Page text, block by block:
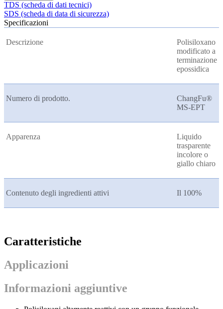
TDS (scheda di dati tecnici)
SDS (scheda di data di sicurezza)
Specificazioni
Descrizione
Polisiloxano
modificato a
terminazione
epossidica
Numero di prodotto.
ChangFu®
MS-EPT
Apparenza
Liquido
trasparente
incolore o
giallo chiaro
Contenuto degli ingredienti attivi Il 100%
Caratteristiche
Applicazioni
Informazioni aggiuntive